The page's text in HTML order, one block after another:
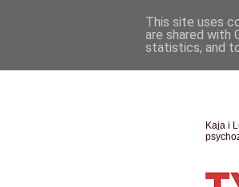
Kaja i
This site uses
are shared with
statistics, and